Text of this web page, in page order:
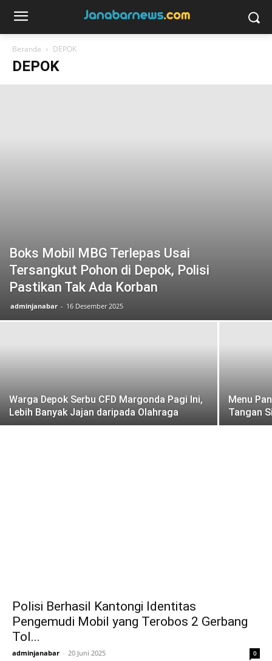
Beranda DEPOK
DEPOK
Boks Mobil MBG Terlepas Usai
Tersangkut Pohon di Depok, Polisi
Pastikan Tak Ada Korban
adminjanabar - 16 Desember 2025
Warga Depok Serbu CFD Margonda Pagi Ini,
Lebih Banyak Jajan daripada Olahraga
Menu
Tangan
Polisi Berhasil Kantongi Identitas
Pengemudi Mobil yang Terobos 2 Gerbang
Tol...
adminjanabar - 20 Juni 2025 0